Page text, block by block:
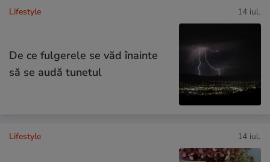
Lifestyle 14 iul.
De ce fulgerele se văd înainte
să se audă tunetul
Lifestyle 14 iul.